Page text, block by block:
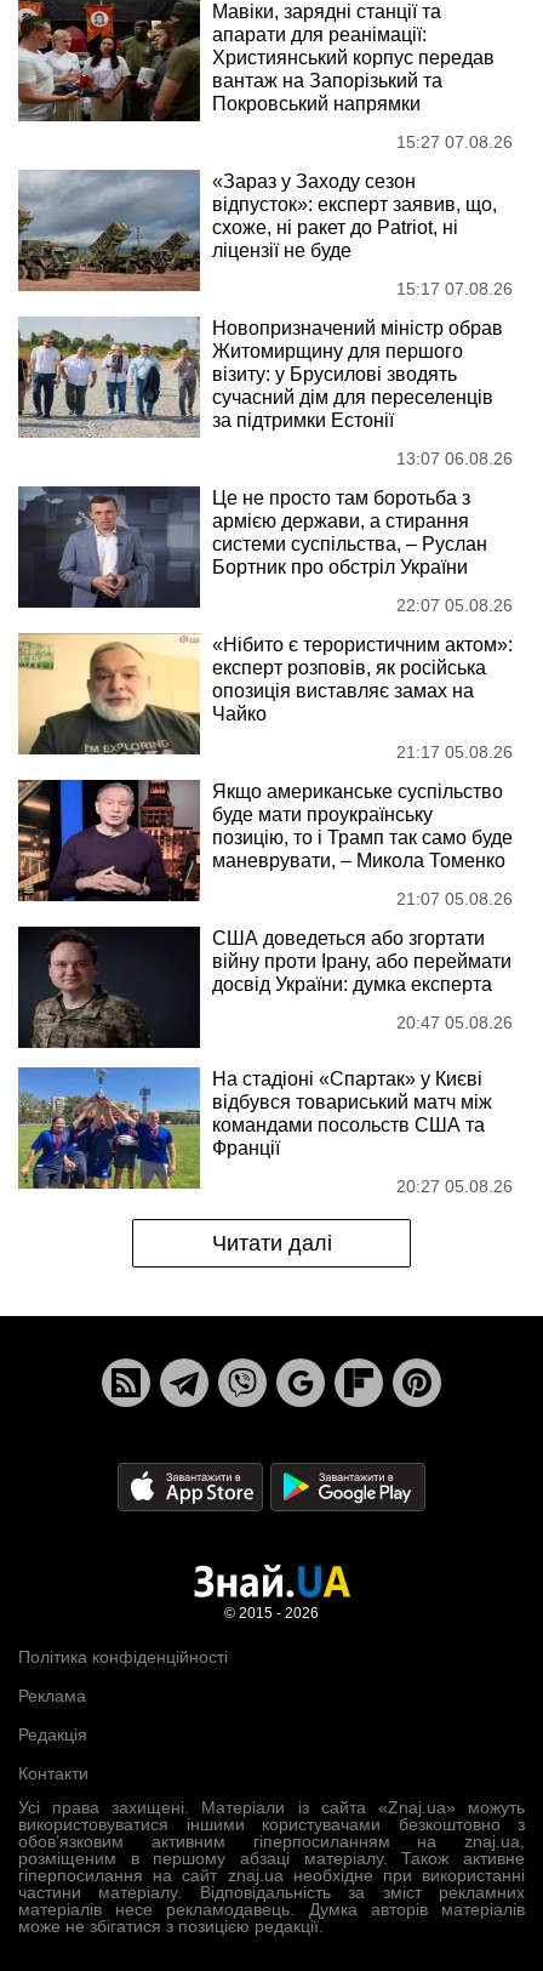
Мавіки, зарядні станції та
апарати для реанімації:
Християнський корпус передав
вантаж на Запорізький та
Покровський напрямки
15:27 07.08.26
«Зараз у Заходу сезон
відпусток»: експерт заявив, що,
схоже, ні ракет до Patriot, ні
ліцензії не буде
15:17 07.08.26
Новопризначений міністр обрав
Житомирщину для першого
візиту: у Брусилові зводять
сучасний дім для переселенців
за підтримки Естонії
13:07 06.08.26
Це не просто там боротьба з
армією держави, а стирання
системи суспільства, – Руслан
Бортник про обстріл України
22:07 05.08.26
«Нібито є терористичним актом»:
експерт розповів, як російська
опозиція виставляє замах на
Чайко
21:17 05.08.26
Якщо американське суспільство
буде мати проукраїнську
позицію, то і Трамп так само буде
маневрувати, – Микола Томенко
21:07 05.08.26
США доведеться або згортати
війну проти Ірану, або переймати
досвід України: думка експерта
20:47 05.08.26
На стадіоні «Спартак» у Києві
відбувся товариський матч між
командами посольств США та
Франції
20:27 05.08.26
Читати далі
Усі права захищені. Матеріали із сайта «Znaj.ua» можуть
використовуватися іншими користувачами безкоштовно з
обов’язковим активним гіперпосиланням на znaj.ua,
розміщеним в першому абзаці матеріалу. Також активне
гіперпосилання на сайт znaj.ua необхідне при використанні
частини матеріалу. Відповідальність за зміст рекламних
матеріалів несе рекламодавець. Думка авторів матеріалів
може не збігатися з позицією редакції.
Політика конфіденційності
Реклама
Редакція
Контакти
© 2015 - 2026